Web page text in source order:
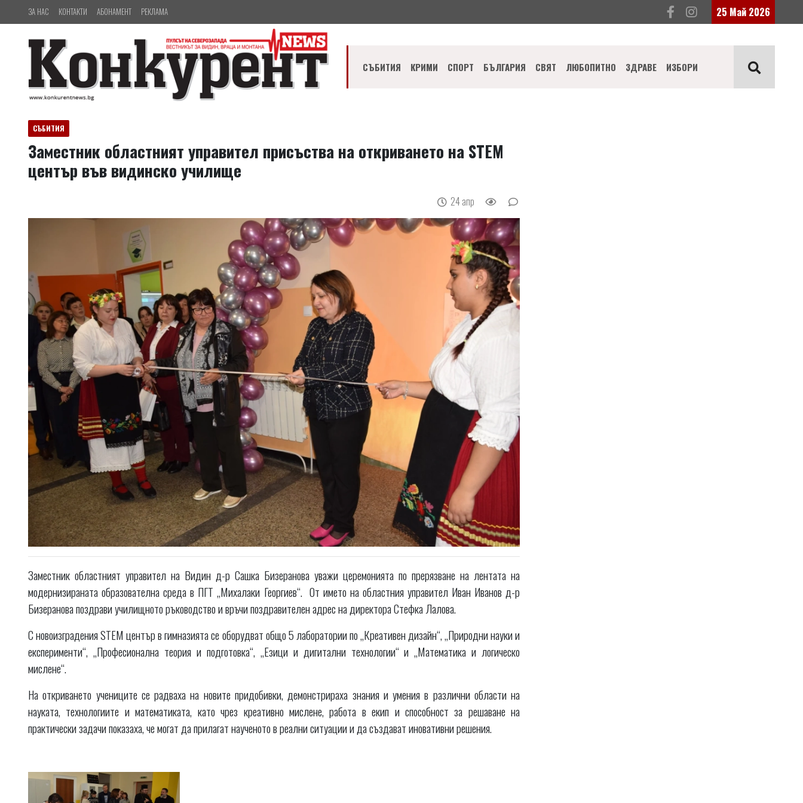
ЗА НАС КОНТАКТИ АБОНАМЕНТ РЕКЛАМА 25 Май 2026
СЪБИТИЯ КРИМИ СПОРТ БЪЛГАРИЯ СВЯТ ЛЮБОПИТНО ЗДРАВЕ ИЗБОРИ
СЪБИТИЯ
Заместник областният управител присъства на откриването на STEM
център във видинско училище
24 апр
Заместник областният управител на Видин д-р Сашка Бизеранова уважи церемонията по прерязване на лентата на
модернизираната образователна среда в ПГТ „Михалаки Георгиев“. От името на областния управител Иван Иванов д-р
Бизеранова поздрави училищното ръководство и връчи поздравителен адрес на директора Стефка Лалова.
С новоизградения STEM център в гимназията се оборудват общо 5 лаборатории по „Креативен дизайн“, „Природни науки и
експерименти“, „Професионална теория и подготовка“, „Езици и дигитални технологии“ и „Математика и логическо
мислене“.
На откриването учениците се радваха на новите придобивки, демонстрираха знания и умения в различни области на
науката, технологиите и математиката, като чрез креативно мислене, работа в екип и способност за решаване на
практически задачи показаха, че могат да прилагат наученото в реални ситуации и да създават иновативни решения.